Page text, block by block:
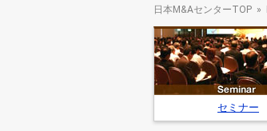
日本M&AセンターTOP
セミナー